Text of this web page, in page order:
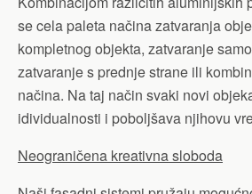
se cela paleta načina zatvaranja
kompletnog objekta, zatvaranje
zatvaranje s prednje strane ili
načina. Na taj način svaki novi
idividualnosti i poboljšava njihovu
Neograničena kreativna sloboda